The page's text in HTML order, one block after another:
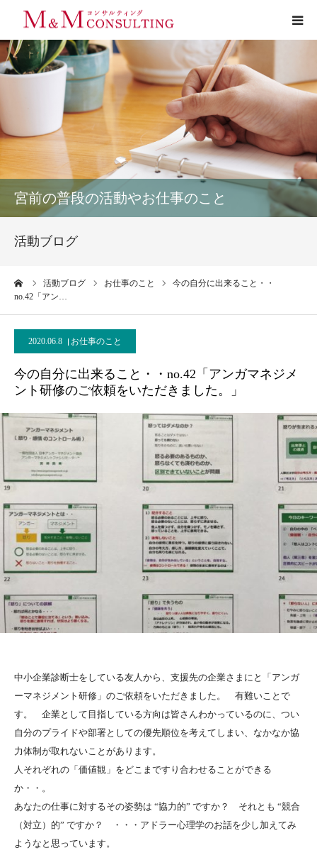
宮前の普段の活動やお仕事のこと
活動ブログ
活動ブログ お仕事のこと
今の自分に出来ること・・
no.42「アン…
2020.06.8 お仕事のこと
今の自分に出来ること・・no.42「アンガマネジメ
ント研修のご依頼をいただきました。」
中小企業診断士をしている友人から、支援先の企業さまにと「アンガ
ーマネジメント研修」のご依頼をいただきました。 有難いことで
す。 企業として目指している方向は皆さんわかっているのに、つい
自分のプライドや部署としての優先順位を考えてしまい、なかなか協
力体制が取れないことがあります。
人それぞれの「価値観」をどこまですり合わせることができる
か・・。
あなたの仕事に対するその姿勢は “協力的” ですか？ それとも “競合
（対立）的” ですか？ ・・・アドラー心理学のお話を少し加えてみ
ようなと思っています。
プロフィール
サービス
お客様の声
実績